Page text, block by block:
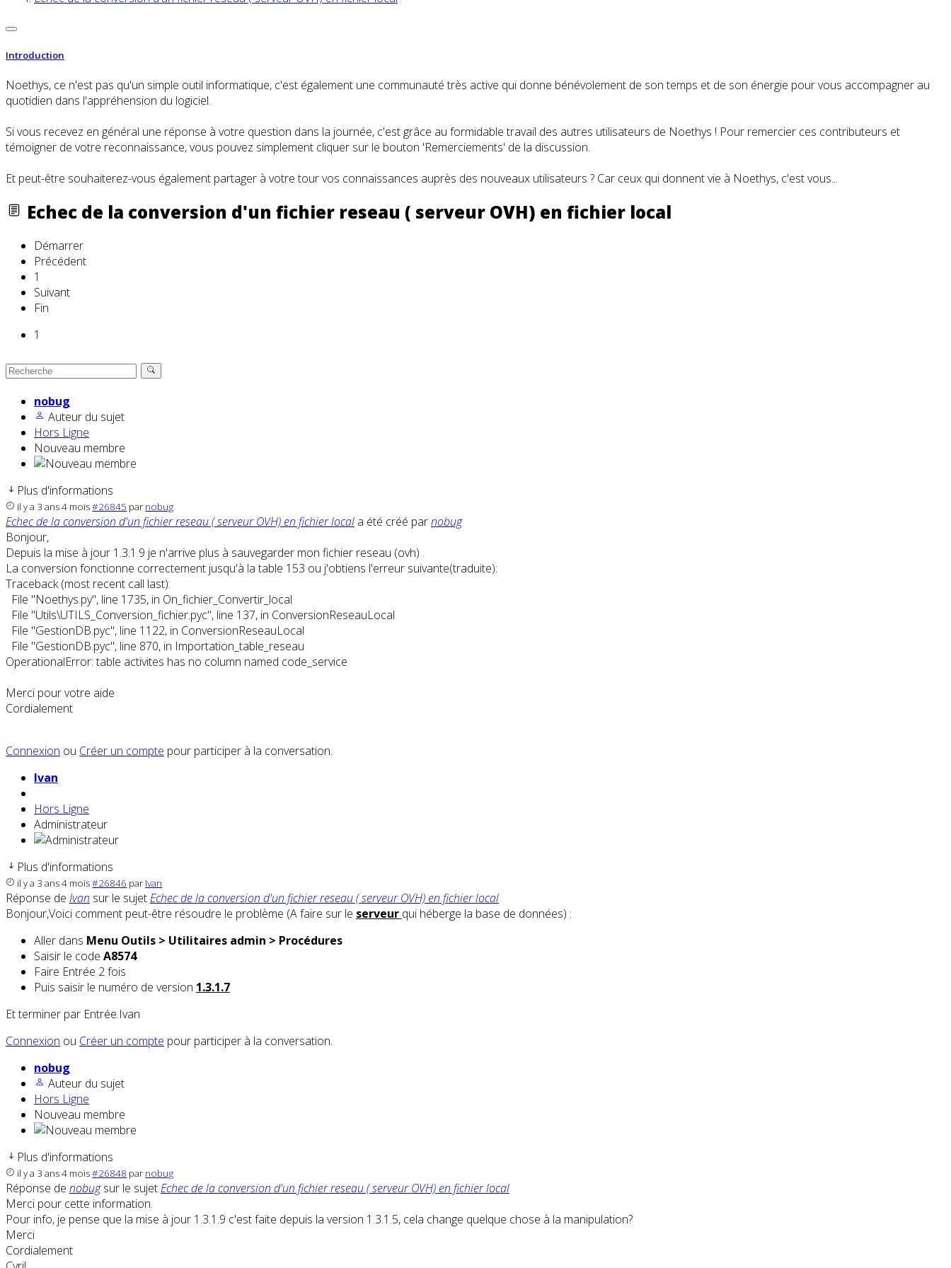
Introduction
Noethys, ce n'est pas qu'un simple outil informatique, c'est également une communauté très active qui donne bénévolement de son temps et de son énergie pour vous accompagner au
quotidien dans l'appréhension du logiciel.
Si vous recevez en général une réponse à votre question dans la journée, c'est grâce au formidable travail des autres utilisateurs de Noethys ! Pour remercier ces contributeurs et
témoigner de votre reconnaissance, vous pouvez simplement cliquer sur le bouton 'Remerciements' de la discussion.
Et peut-être souhaiterez-vous également partager à votre tour vos connaissances auprès des nouveaux utilisateurs ? Car ceux qui donnent vie à Noethys, c'est vous...
Echec de la conversion d'un fichier reseau ( serveur OVH) en fichier local
Démarrer
Précédent
1
Suivant
Fin
1
nobug
Auteur du sujet
Hors Ligne
Nouveau membre
Plus d'informations
il y a 3 ans 4 mois#26845 par nobug
Echec de la conversion d'un fichier reseau ( serveur OVH) en fichier local a été créé parnobug
Bonjour,
Depuis la mise à jour 1.3.1.9 je n'arrive plus à sauvegarder mon fichier reseau (ovh) .
La conversion fonctionne correctement jusqu'à la table 153 ou j'obtiens l'erreur suivante(traduite):
Traceback (most recent call last):
File "Noethys.py", line 1735, in On_fichier_Convertir_local
File "Utils\UTILS_Conversion_fichier.pyc", line 137, in ConversionReseauLocal
File "GestionDB.pyc", line 1122, in ConversionReseauLocal
File "GestionDB.pyc", line 870, in Importation_table_reseau
OperationalError: table activites has no column named code_service
Merci pour votre aide
Cordialement
Connexion ou Créer un compte pour participer à la conversation.
Ivan
Hors Ligne
Administrateur
Plus d'informations
il y a 3 ans 4 mois#26846 par Ivan
Réponse de Ivan sur le sujetEchec de la conversion d'un fichier reseau ( serveur OVH) en fichier local
Bonjour,Voici comment peut-être résoudre le problème (A faire sur le serveur qui héberge la base de données) :
Aller dans Menu Outils > Utilitaires admin > Procédures
Saisir le code A8574
Faire Entrée 2 fois
Puis saisir le numéro de version 1.3.1.7
Et terminer par Entrée.Ivan
Connexion ou Créer un compte pour participer à la conversation.
nobug
Auteur du sujet
Hors Ligne
Nouveau membre
Plus d'informations
il y a 3 ans 4 mois#26848 par nobug
Réponse de nobugsur le sujetEchec de la conversion d'un fichier reseau ( serveur OVH) en fichier local
Merci pour cette information.
Pour info, je pense que la mise à jour 1.3.1.9 c'est faite depuis la version 1.3.1.5, cela change quelque chose à la manipulation?
Merci
Cordialement